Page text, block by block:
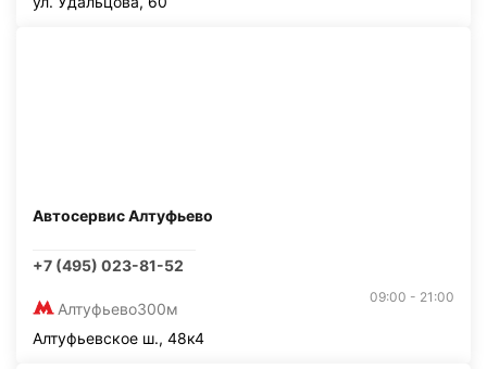
Автосервис Алтуфьево
+7 (495) 023-81-52
Алтуфьево300м
09:00 - 21:00
Алтуфьевское ш., 48к4